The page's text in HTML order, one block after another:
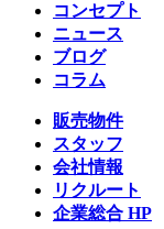
コンセプト
ニュース
ブログ
コラム
販売物件
スタッフ
会社情報
リクルート
企業総合 HP